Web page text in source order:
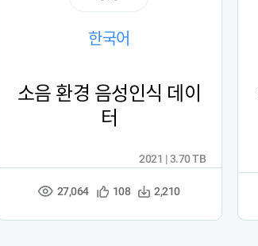
한국어
소음 환경 음성인식 데이
터
조 27,064
관
록
108
다 2,210
2021 | 3.70 TB